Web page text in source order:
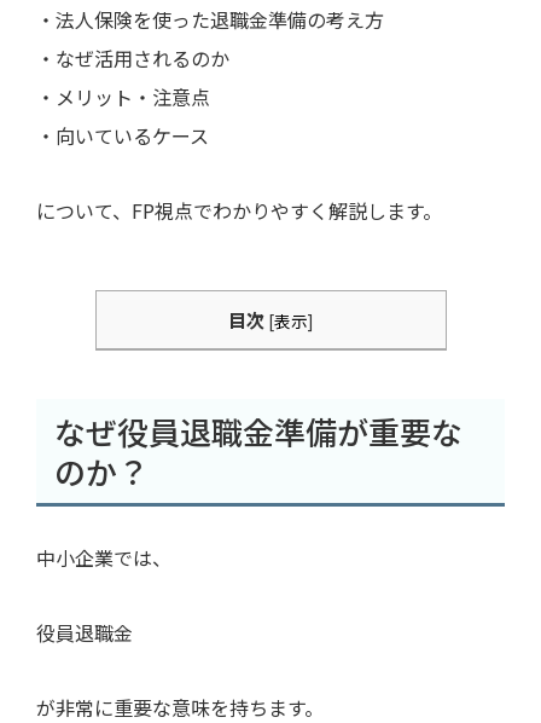
・法人保険を使った退職金準備の考え方
・なぜ活用されるのか
・メリット・注意点
・向いているケース
について、FP視点でわかりやすく解説します。
目次 [表示]
なぜ役員退職金準備が重要な
のか？
中小企業では、
役員退職金
が非常に重要な意味を持ちます。